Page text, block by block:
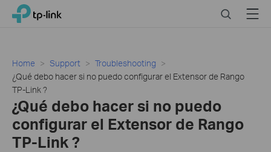
Click
navigation
TP-Link, Reliably Smart SearchMenu
Home Support
Troubleshooting
¿Qué debo hacer si no puedo configurar el Extensor de Rango
TP-Link ?
¿Qué debo hacer si no puedo
configurar el Extensor de Rango
TP-Link ?